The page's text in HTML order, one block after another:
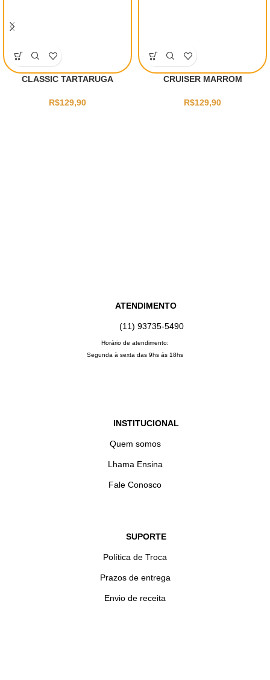
CLASSIC TARTARUGA
R$129,90
CRUISER MARROM
R$129,90
ATENDIMENTO
(11) 93735‑5490‬
Horário de atendimento:
Segunda à sexta das 9hs ás 18hs
INSTITUCIONAL
Quem somos
Lhama Ensina
Fale Conosco
SUPORTE
Política de Troca
Prazos de entrega
Envio de receita